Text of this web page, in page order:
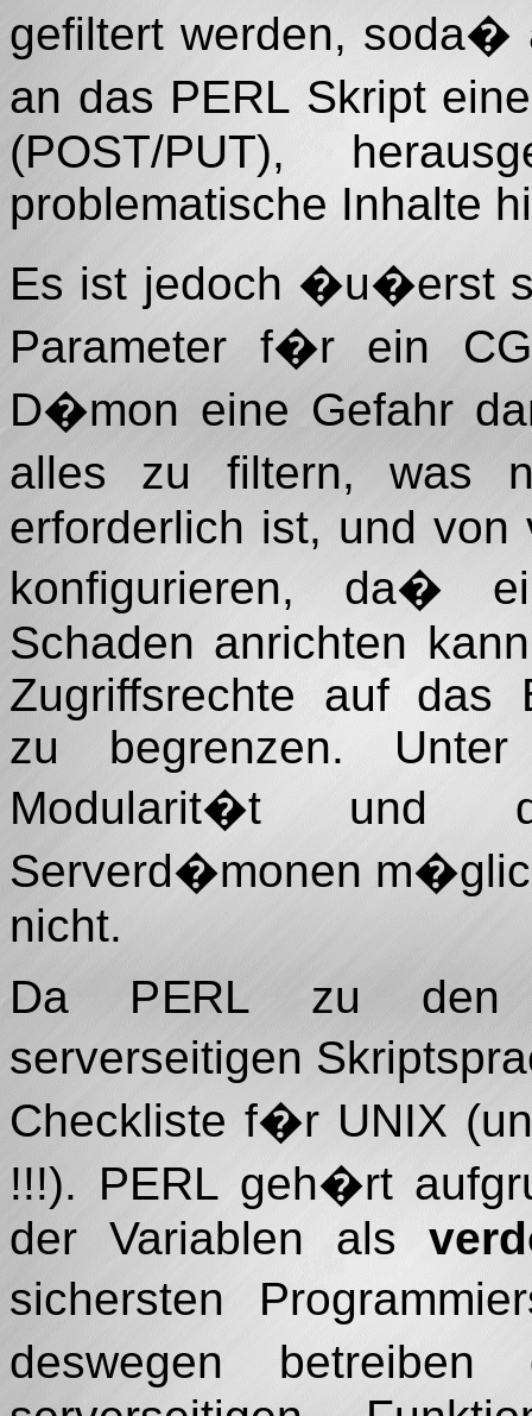
gefiltert werden, soda�
an das PERL Skript
(POST/PUT),
problematische Inhalte
Es ist jedoch �u�erst
Parameter f�r ein
D�mon eine Gefahr
alles zu filtern, was
erforderlich ist, und
konfigurieren, da�
Schaden anrichten
Zugriffsrechte auf das
zu begrenzen.
Modularit�t und
Serverd�monen
nicht.
Da PERL zu den
serverseitigen
Checkliste f�r UNIX
!!!). PERL geh�rt
der Variablen als
sichersten
deswegen